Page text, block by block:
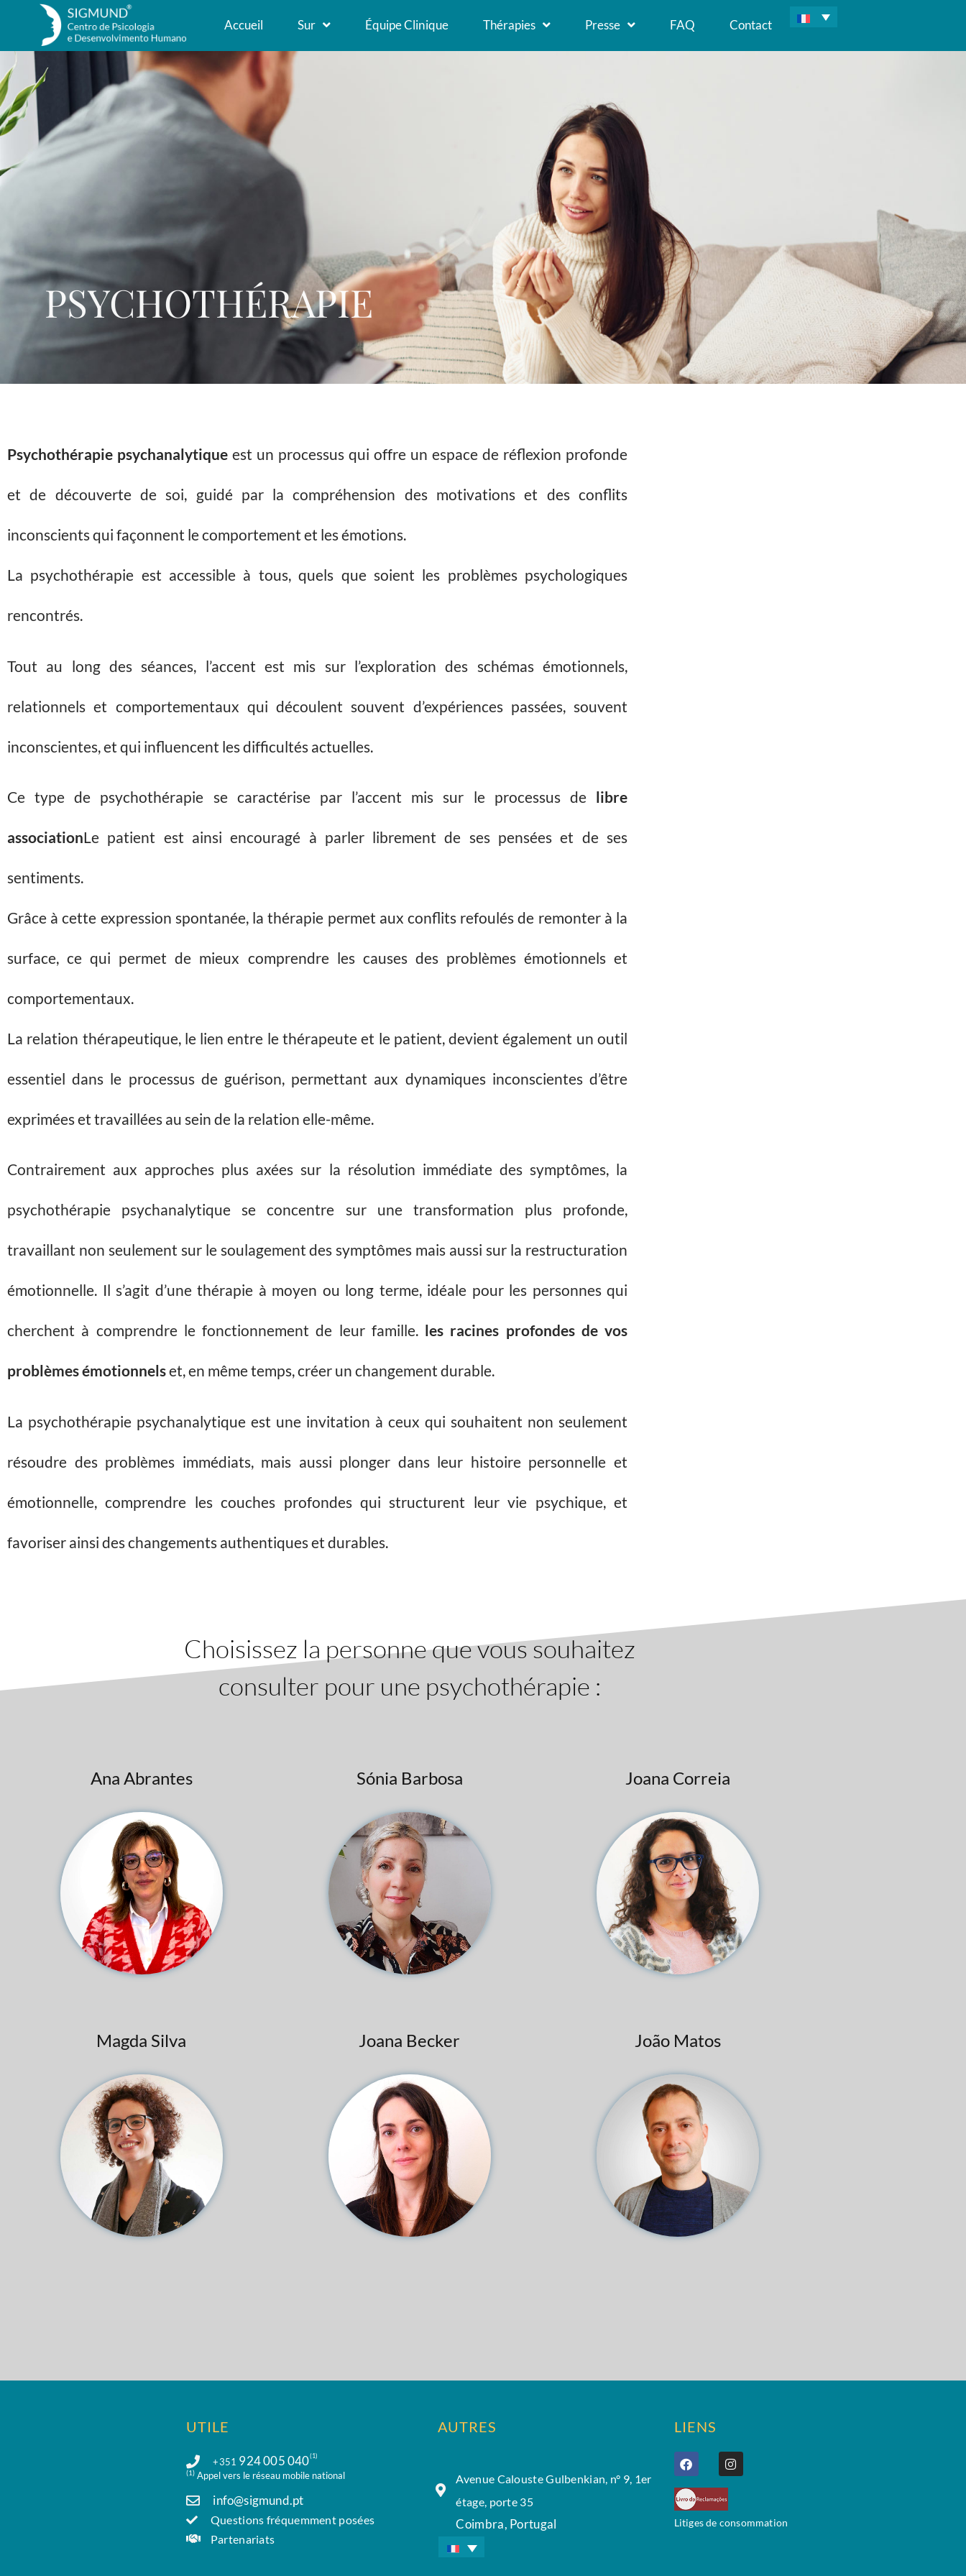
Accueil Sur Équipe Clinique Thérapies Presse FAQ Contact
PSYCHOTHÉRAPIE
Psychothérapie psychanalytique est un processus qui offre un espace de réflexion profonde
et de découverte de soi, guidé par la compréhension des motivations et des conflits
inconscients qui façonnent le comportement et les émotions.
La psychothérapie est accessible à tous, quels que soient les problèmes psychologiques
rencontrés.
Tout au long des séances, l’accent est mis sur l’exploration des schémas émotionnels,
relationnels et comportementaux qui découlent souvent d’expériences passées, souvent
inconscientes, et qui influencent les difficultés actuelles.
Ce type de psychothérapie se caractérise par l’accent mis sur le processus de libre
associationLe patient est ainsi encouragé à parler librement de ses pensées et de ses
sentiments.
Grâce à cette expression spontanée, la thérapie permet aux conflits refoulés de remonter à la
surface, ce qui permet de mieux comprendre les causes des problèmes émotionnels et
comportementaux.
La relation thérapeutique, le lien entre le thérapeute et le patient, devient également un outil
essentiel dans le processus de guérison, permettant aux dynamiques inconscientes d’être
exprimées et travaillées au sein de la relation elle-même.
Contrairement aux approches plus axées sur la résolution immédiate des symptômes, la
psychothérapie psychanalytique se concentre sur une transformation plus profonde,
travaillant non seulement sur le soulagement des symptômes mais aussi sur la restructuration
émotionnelle. Il s’agit d’une thérapie à moyen ou long terme, idéale pour les personnes qui
cherchent à comprendre le fonctionnement de leur famille. les racines profondes de vos
problèmes émotionnelset, en même temps, créer un changement durable.
La psychothérapie psychanalytique est une invitation à ceux qui souhaitent non seulement
résoudre des problèmes immédiats, mais aussi plonger dans leur histoire personnelle et
émotionnelle, comprendre les couches profondes qui structurent leur vie psychique, et
favoriser ainsi des changements authentiques et durables.
Choisissez la personne que vous souhaitez
consulter pour une psychothérapie :
Ana Abrantes Sónia Barbosa Joana Correia
Magda Silva Joana Becker João Matos
UTILE
+351 924 005 040(1)
(1)Appel vers le réseau mobile national
info@sigmund.pt
Questions fréquemment posées
Partenariats
AUTRES
Avenue Calouste Gulbenkian, n° 9, 1er
étage, porte 35
Coimbra, Portugal
LIENS
Litiges de consommation